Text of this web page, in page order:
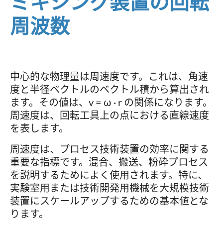
周波数
中心的な物理量は周速度です。これは、角速
度と半径ベクトルのベクトル積から算出され
ます。その値は、v = ω · r の関係になります。
周速度は、回転工具上の点における直線速度
を表します。
周速度は、プロセス技術装置の効率に関する
重要な指標です。混合、搬送、粉砕プロセス
を説明するためによく使用されます。特に、
実験室用または技術開発用機械を大規模技術
装置にスケールアップするための基本値とな
ります。